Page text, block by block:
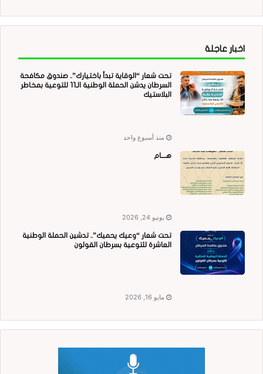
اخبار عاجلة
تحت شعار “الوقاية تبدأ باختيارك”.. صندوق مكافحة
السرطان يدشن الحملة الوطنية الـ11 للتوعية بمخاطر
البلاستيك
منذ أسبوع واحد
هــــام
يونيو 24, 2026
تحت شعار “وعيك يحميك”.. تدشين الحملة الوطنية
العاشرة للتوعية بسرطان القولون
مايو 16, 2026